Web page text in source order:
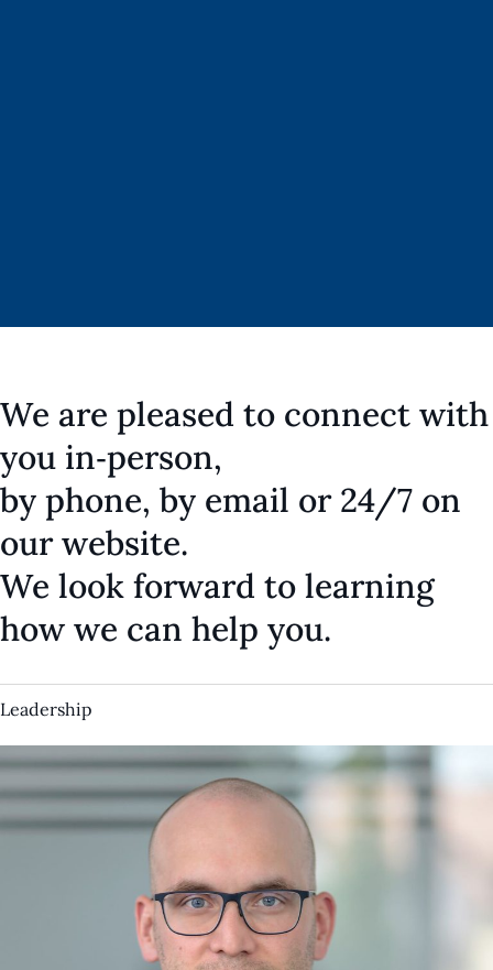
We are pleased to connect with
you in‑person,
by phone, by email or 24/7 on
our website.
We look forward to learning
how we can help you.
Leadership